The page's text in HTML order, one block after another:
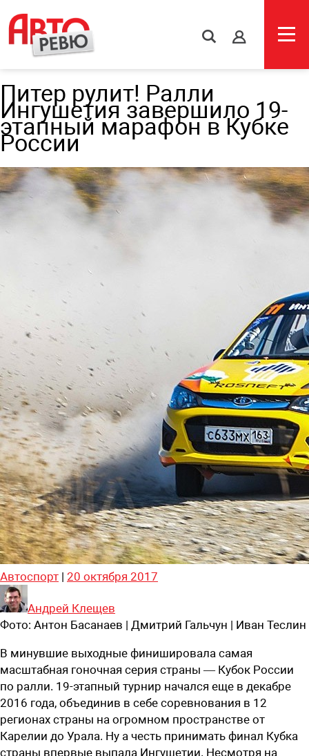
s
Питер рулит! Ралли
Ингушетия завершило 19-
этапный марафон в Кубке
России
Автоспорт | 20 октября 2017
Андрей Клещев
Фото: Антон Басанаев | Дмитрий Гальчун | Иван Теслин
В минувшие выходные финишировала самая
масштабная гоночная серия страны — Кубок России
по ралли. 19-этапный турнир начался еще в декабре
2016 года, объединив в себе соревнования в 12
регионах страны на огромном пространстве от
Карелии до Урала. Ну а честь принимать финал Кубка
страны впервые выпала Ингушетии. Несмотря на